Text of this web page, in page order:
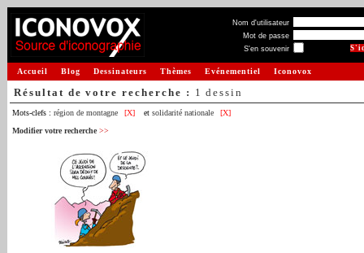
Nom d'utilisateur
Mot de passe
S'en souvenir
Accueil Blog Dessinateurs Thèmes Evénementiel Iconovox
Résultat de votre recherche : 1 dessin
Mots-clefs : région de montagne [X] et solidarité nationale
[X]
Modifier votre recherche >>